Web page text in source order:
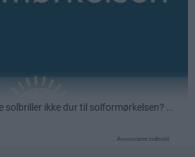
Annonceret indhold